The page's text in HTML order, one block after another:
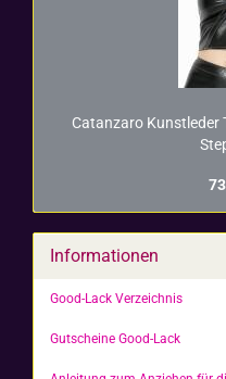
Ca­t­an­za­ro Kunst­le­der
Informationen
Good-Lack Verzeichnis
Gutscheine Good-Lack